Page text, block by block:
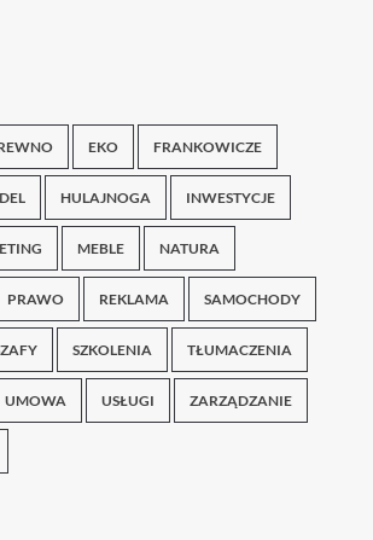
EKO FRANKOWICZE
HULAJNOGA INWESTYCJE
MEBLE NATURA
PRAWO REKLAMA SAMOCHODY
SZKOLENIA TŁUMACZENIA
UMOWA USŁUGI ZARZĄDZANIE